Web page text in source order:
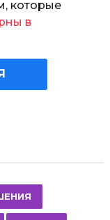
которые
в